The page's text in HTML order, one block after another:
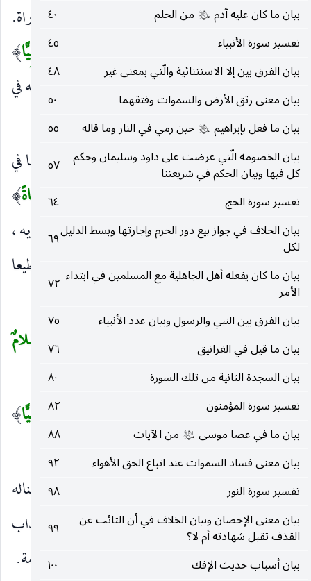
بيان ما كان عليه آدم عليه‌السلام من الحلم
٤٠
تفسير سورة الأنبياء
٤٥
بيان الفرق بين إلا الاستثنائية والّتي بمعنى غير
٤٨
بيان معنى رتق الأرض والسموات وفتقهما
٥٠
بيان ما فعل بإبراهيم عليه‌السلام حين رمي في النار وما قاله
٥٥
بيان الخصومة الّتي عرضت على داود وسليمان وحكم
كل فيها وبيان الحكم في شريعتنا
٥٧
تفسير سورة الحج
٦٤
بيان الخلاف في جواز بيع دور الحرم وإجارتها وبسط الدليل
لكل
٦٩
بيان ما كان يفعله أهل الجاهلية مع المسلمين في ابتداء
الأمر
٧٢
بيان الفرق بين النبي والرسول وبيان عدد الأنبياء
٧٥
بيان ما قيل في الغرانيق
٧٦
بيان السجدة الثانية من تلك السورة
٨٠
تفسير سورة المؤمنون
٨٢
بيان ما في عصا موسى عليه‌السلام من الآيات
٨٨
بيان معنى فساد السموات عند اتباع الحق الأهواء
٩٢
تفسير سورة النور
٩٨
بيان معنى الإحصان وبيان الخلاف في أن التائب عن
القذف تقبل شهادته أم لا؟
٩٩
بيان أسباب حديث الإفك
١٠٠
(يا يَحْيى)على تقدير القول. )التوراة.
(بِقُوَّةٍ)بجد واستظهار بالتوفيق. وَآتَيْناهُ الْحُكْمَ صَبِيًّا)
يعني الحكمة وفهم التوراة ، وقيل النبوة أحكم الله عقله في
صباه واستنبأه.
(وَحَناناً مِنْ لَدُنَّا)ورحمة منا عليه أو رحمة وتعطفا في
قلبه على أبويه وغيرهما عطف على الحكم.
(وَزَكاةً)
وطهارة من الذنوب أو صدقة أي تصدق الله به على أبويه ،
أو مكنه ووفقه للتصدق على الناس. وَكانَ تَقِيًّا
مطيعا
متجنبا عن المعاصي.
وَبَرًّا بِوالِدَيْهِ وَلَمْ يَكُنْ جَبَّاراً عَصِيًّا
وَسَلامٌ
عَلَيْهِ يَوْمَ وُلِدَ وَيَوْمَ يَمُوتُ وَيَوْمَ يُبْعَثُ حَيًّا
(وَبَرًّا بِوالِدَيْهِ) وَلَمْ يَكُنْ جَبَّاراً عَصِيًّا)
عاقا أو عاصي ربه.
( وَسَلامٌ عَلَيْهِ
من أن يناله
الشيطان بما ينال به بني آدم.(وَيَوْمَ يَمُوتُ من عذاب
القبر. (وَيَوْمَ يُبْعَثُ حَيًّا من عذاب النار وهول القيامة.